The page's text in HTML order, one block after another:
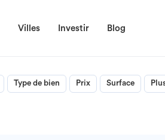
Villes Investir Blog
Type de bien Prix Surface